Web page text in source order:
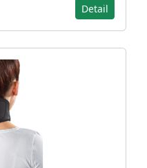
Detail